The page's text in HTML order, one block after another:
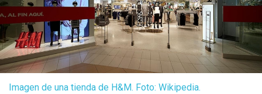
Imagen de una tienda de H&M. Foto: Wikipedia.